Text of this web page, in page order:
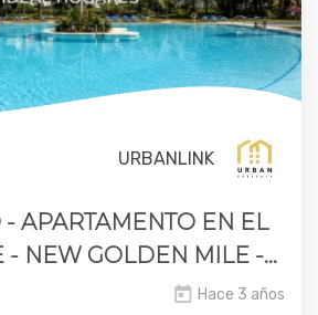
URBANLINK
- APARTAMENTO EN EL
- NEW GOLDEN MILE -...
Hace 3 años